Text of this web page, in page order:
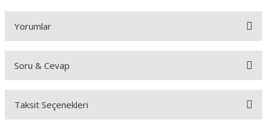
Yorumlar
Bu ürüne ilk yorumu siz yapın!
Soru & Cevap
Ürün hakkında henüz soru sorulmamış.
Taksit Seçenekleri